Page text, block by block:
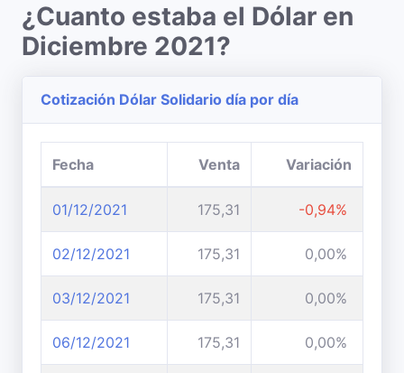
¿Cuanto estaba el Dólar en
Diciembre 2021?
Cotización Dólar Solidario día por día
Fecha Venta Variación
01/12/2021 175,31 -0,94%
02/12/2021 175,31 0,00%
03/12/2021 175,31 0,00%
06/12/2021 175,31 0,00%